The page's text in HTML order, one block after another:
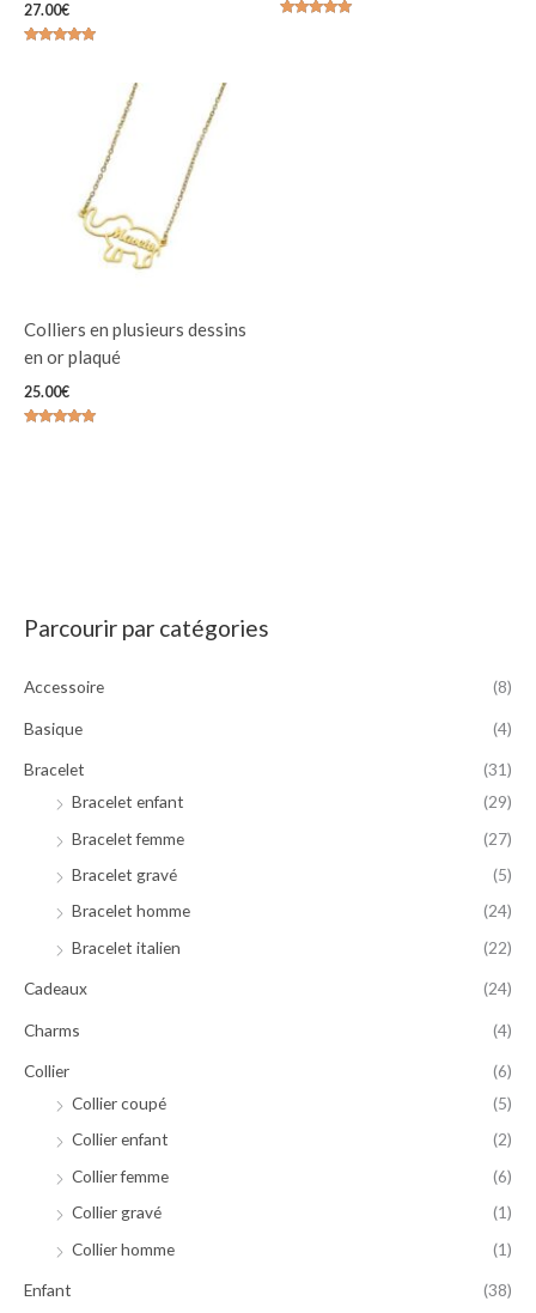
Parcourir par catégories
Accessoire (8)
Basique (4)
Bracelet
(31)
Bracelet enfant
(29)
Bracelet femme
(27)
Bracelet gravé
(5)
Bracelet homme
(24)
Bracelet italien
(22)
Cadeaux (24)
Charms (4)
Collier
(6)
Collier coupé
(5)
Collier enfant
(2)
Collier femme
(6)
Collier gravé
(1)
Collier homme
(1)
Enfant (38)
27.00€
Colliers en plusieurs dessins
en or plaqué
25.00€